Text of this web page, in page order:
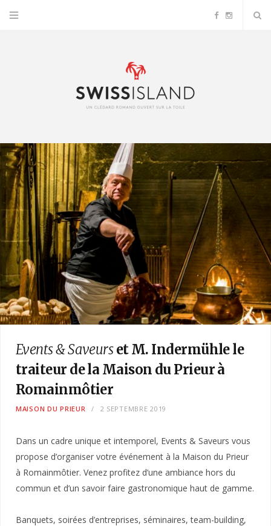
F
o
o
k
I
g
m
Events & Saveurset M. Indermühle le
traiteur de la Maison du Prieur à
Romainmôtier
MAISON DU PRIEUR 2 SEPTEMBRE 2019
Dans un cadre unique et intemporel, Events & Saveurs vous
propose d’organiser votre événement à la Maison du Prieur
à Romainmôtier. Venez profitez d’une ambiance hors du
commun et d’un savoir faire gastronomique haut de gamme.
Banquets, soirées d’entreprises, séminaires, team-building,